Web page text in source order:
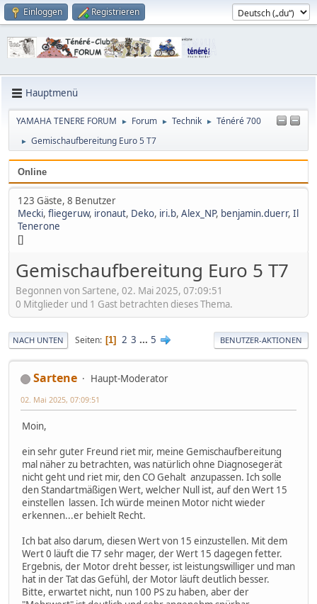
Einloggen Registrieren
Hauptmenü
YAMAHA TENERE FORUM ► Forum ► Technik ► Ténéré 700
► Gemischaufbereitung Euro 5 T7
Online
123 Gäste, 8 Benutzer
Mecki, fliegeruw, ironaut, Deko, iri.b, Alex_NP, benjamin.duerr, Il
Tenerone
[]
Gemischaufbereitung Euro 5 T7
Begonnen von Sartene, 02. Mai 2025, 07:09:51
0 Mitglieder und 1 Gast betrachten dieses Thema.
NACH UNTEN Seiten 1 2 3 ... 5 BENUTZER-AKTIONEN
Sartene Haupt-Moderator
02. Mai 2025, 07:09:51
Moin,
ein sehr guter Freund riet mir, meine Gemischaufbereitung
mal näher zu betrachten, was natürlich ohne Diagnosegerät
nicht geht und riet mir, den CO Gehalt anzupassen. Ich solle
den Standartmäßigen Wert, welcher Null ist, auf den Wert 15
einstellen lassen. Ich würde meinen Motor nicht wieder
erkennen...er behielt Recht.
Ich bat also darum, diesen Wert von 15 einzustellen. Mit dem
Wert 0 läuft die T7 sehr mager, der Wert 15 dagegen fetter.
Ergebnis, der Motor dreht besser, ist leistungswilliger und man
hat in der Tat das Gefühl, der Motor läuft deutlich besser.
Bitte, erwartet nicht, nun 100 PS zu haben, aber der